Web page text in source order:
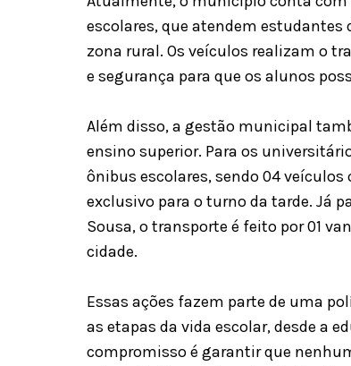
escolares, que atendem
zona rural. Os veículos realizam o
e segurança para que os alunos
Além disso, a gestão municipal
ensino superior. Para os
ônibus escolares, sendo 04
exclusivo para o turno da tarde. Já
Sousa, o transporte é feito por 01
cidade.
Essas ações fazem parte de uma
as etapas da vida escolar, desde a
compromisso é garantir que